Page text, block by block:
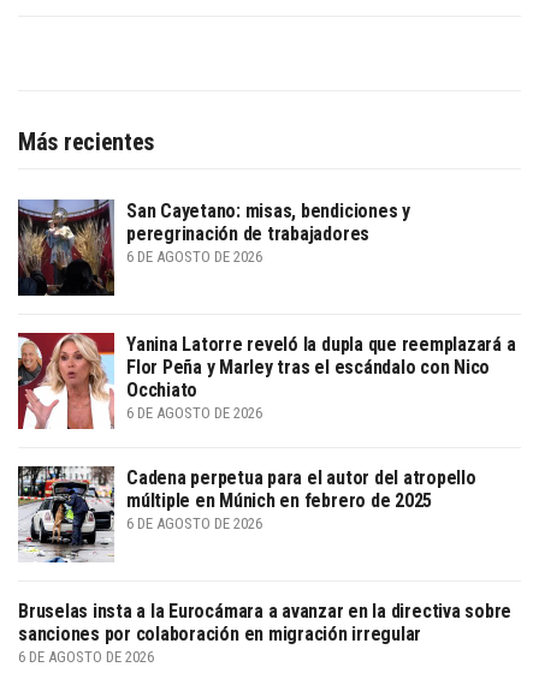
Más recientes
San Cayetano: misas, bendiciones y
peregrinación de trabajadores
6 DE AGOSTO DE 2026
Yanina Latorre reveló la dupla que reemplazará a
Flor Peña y Marley tras el escándalo con Nico
Occhiato
6 DE AGOSTO DE 2026
Cadena perpetua para el autor del atropello
múltiple en Múnich en febrero de 2025
6 DE AGOSTO DE 2026
Bruselas insta a la Eurocámara a avanzar en la directiva sobre
sanciones por colaboración en migración irregular
6 DE AGOSTO DE 2026